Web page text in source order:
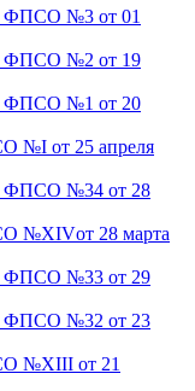
ФПСО №3 от 01
ФПСО №2 от 19
ФПСО №1 от 20
№I от 25 апреля
ФПСО №34 от 28
№XIVот 28 марта
ФПСО №33 от 29
ФПСО №32 от 23
№XIII от 21